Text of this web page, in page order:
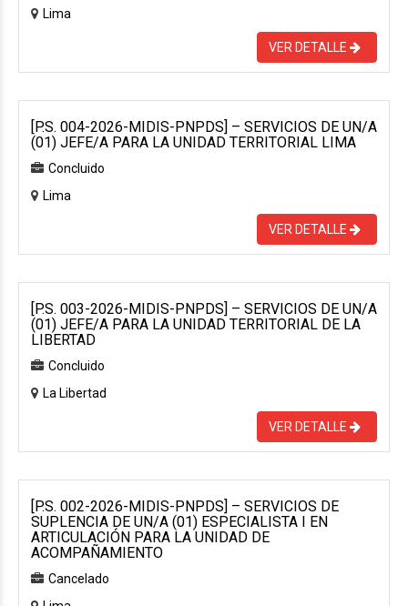
Lima
VER DETALLE
[P.S. 004-2026-MIDIS-PNPDS] – SERVICIOS DE UN/A
(01) JEFE/A PARA LA UNIDAD TERRITORIAL LIMA
Concluido
Lima
VER DETALLE
[P.S. 003-2026-MIDIS-PNPDS] – SERVICIOS DE UN/A
(01) JEFE/A PARA LA UNIDAD TERRITORIAL DE LA
LIBERTAD
Concluido
La Libertad
VER DETALLE
[P.S. 002-2026-MIDIS-PNPDS] – SERVICIOS DE
SUPLENCIA DE UN/A (01) ESPECIALISTA I EN
ARTICULACIÓN PARA LA UNIDAD DE
ACOMPAÑAMIENTO
Cancelado